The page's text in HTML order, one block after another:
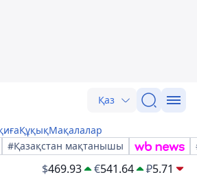
Қаз
ҚұқықМақалалар
#Қазақстан мақтанышы
$469.93 €541.64 ₽5.71